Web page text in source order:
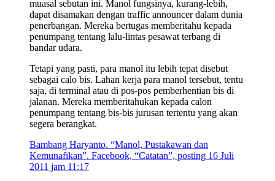
muasal sebutan ini. Manol fungsinya, kurang-lebih,
dapat disamakan dengan traffic announcer dalam dunia
penerbangan. Mereka bertugas memberitahu kepada
penumpang tentang lalu-lintas pesawat terbang di
bandar udara.
Tetapi yang pasti, para manol itu lebih tepat disebut
sebagai calo bis. Lahan kerja para manol tersebut, tentu
saja, di terminal atau di pos-pos pemberhentian bis di
jalanan. Mereka memberitahukan kepada calon
penumpang tentang bis-bis jurusan tertentu yang akan
segera berangkat.
Bambang Haryanto. “Manol, Pustakawan dan
Kemunafikan”. Facebook, “Catatan”, posting 16 Juli
2011 jam 11:17